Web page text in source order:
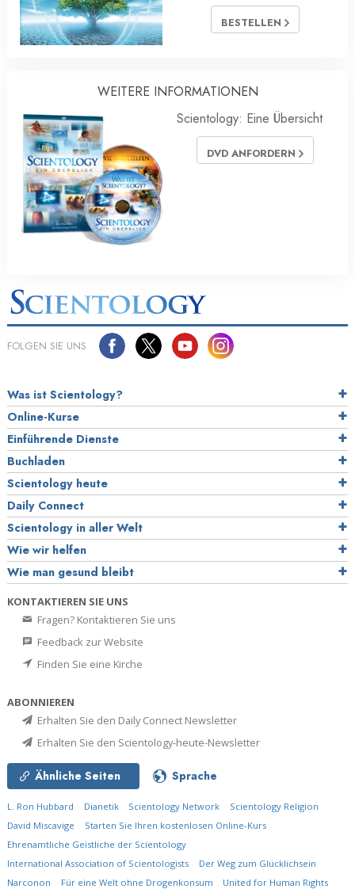
BESTELLEN
WEITERE INFORMATIONEN
Scientology: Eine Übersicht
DVD ANFORDERN
FOLGEN SIE UNS
Was ist Scientology?
Online-Kurse
Einführende Dienste
Buchladen
Scientology heute
Daily Connect
Scientology in aller Welt
Wie wir helfen
Wie man gesund bleibt
KONTAKTIEREN SIE UNS
Fragen? Kontaktieren Sie uns
Feedback zur Website
Finden Sie eine Kirche
ABONNIEREN
Erhalten Sie den Daily Connect Newsletter
Erhalten Sie den Scientology-heute-Newsletter
Ähnliche Seiten Sprache
L. Ron Hubbard Dianetik Scientology Network
Scientology Religion
David Miscavige
Starten Sie Ihren kostenlosen Online-Kurs
Ehrenamtliche Geistliche der Scientology
International Association of Scientologists
Der Weg zum Glücklichsein
Narconon
Für eine Welt ohne Drogenkonsum United for Human Rights